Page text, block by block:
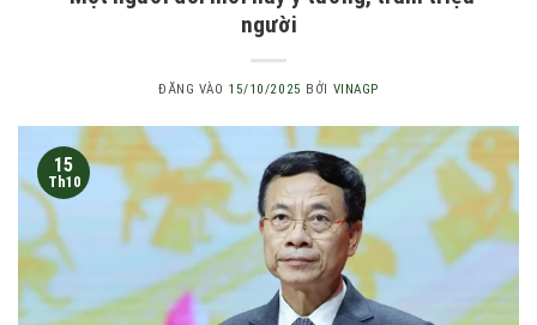
người
ĐĂNG VÀO 15/10/2025 BỞI VINAGP
15
Th10